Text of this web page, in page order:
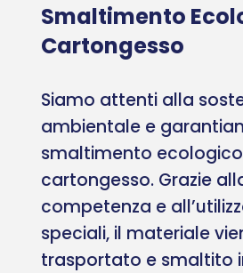
Smaltimento
Cartongesso
Siamo attenti alla
ambientale e
smaltimento
cartongesso. Grazie
competenza e
speciali, il materiale
trasportato e smaltito